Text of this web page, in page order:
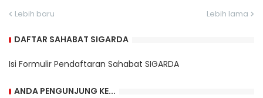
Lebih baru Lebih lama
DAFTAR SAHABAT SIGARDA
Isi Formulir Pendaftaran Sahabat SIGARDA
ANDA PENGUNJUNG KE...